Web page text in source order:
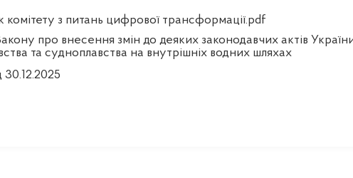
комітету з питань цифрової трансформації.pdf
про внесення змін до деяких законодавчих актів
та судноплавства на внутрішніх водних шляхах
30.12.2025